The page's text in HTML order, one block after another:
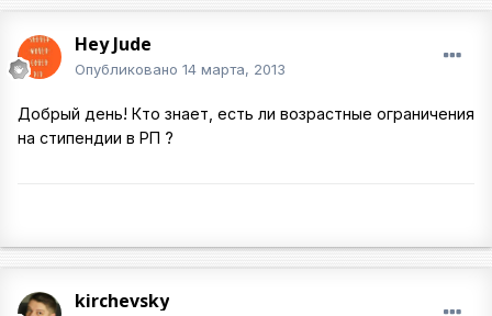
Hey Jude
Опубликовано 14 марта, 2013
Добрый день! Кто знает, есть ли возрастные ограничения
на стипендии в РП ?
kirchevsky